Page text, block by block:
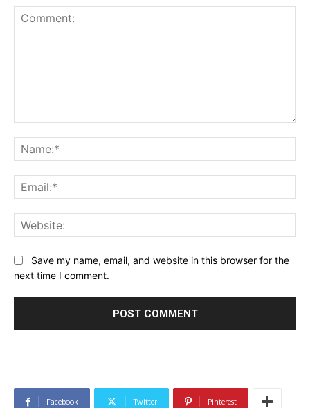
Save my name, email, and website in this browser for the
next time I comment.
Facebook Twitter Pinterest